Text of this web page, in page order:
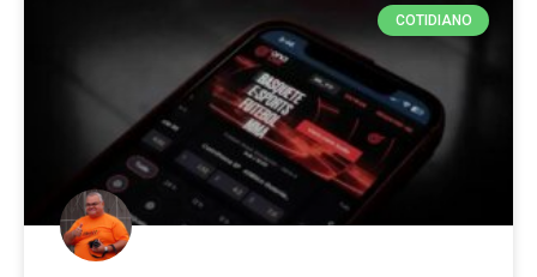
COTIDIANO